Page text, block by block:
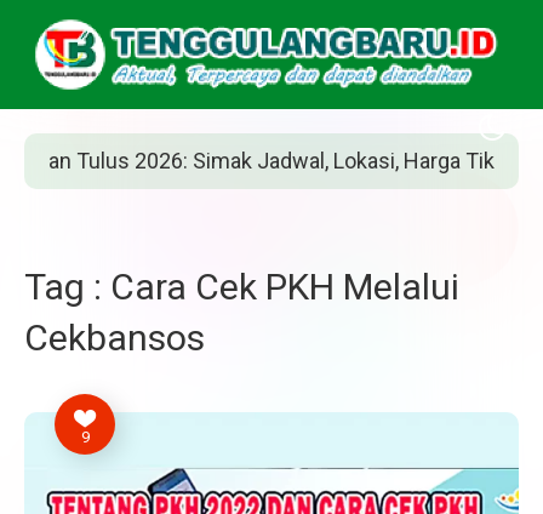
Tulus 2026: Simak Jadwal, Lokasi, Harga Tiket, dan
Tag : Cara Cek PKH Melalui
Cekbansos
9